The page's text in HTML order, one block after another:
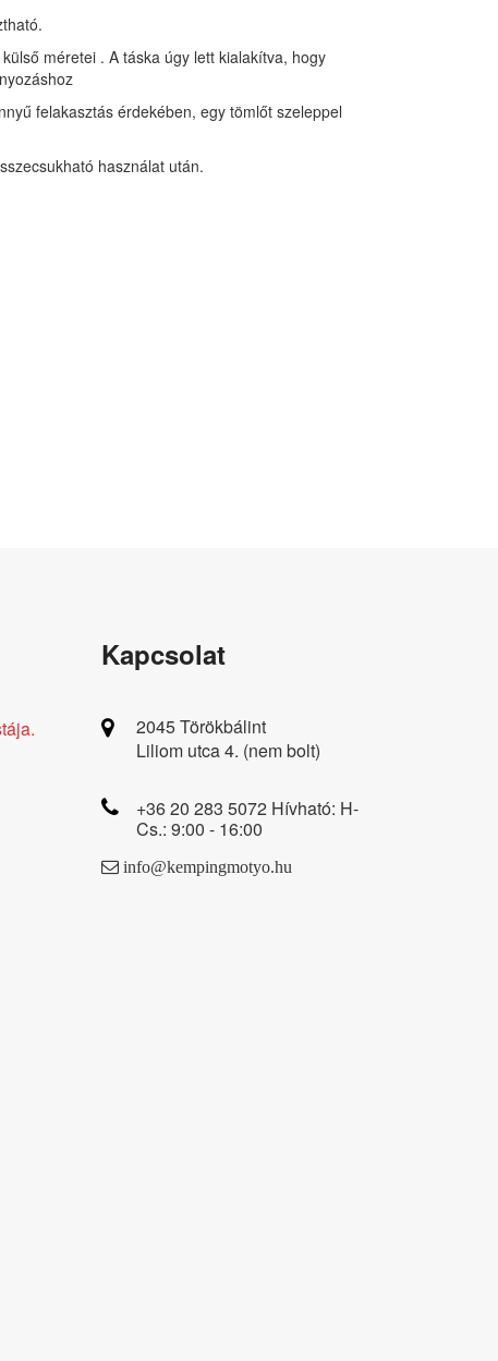
méretei . A táska úgy lett kialakítva, hogy
felakasztás érdekében, egy tömlőt szeleppel
használat után.
Kapcsolat
2045 Törökbálint
Liliom utca 4. (nem bolt)
+36 20 283 5072 Hívható: H-
Cs.: 9:00 - 16:00
info@kempingmotyo.hu